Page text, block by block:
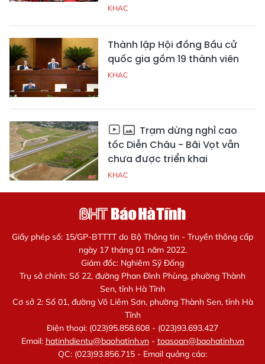
KHAC
Thành lập Hội đồng Bầu cử
quốc gia gồm 19 thành viên
KHAC
Trạm dừng nghỉ cao
tốc Diễn Châu - Bãi Vọt vẫn
chưa được triển khai
KHAC
Giấy phép số: 15/GP-BTTTT do Bộ Thông tin - Truyền thông cấp
ngày 17 tháng 01 năm 2022.
Giám đốc: Nghiêm Sỹ Đống
Trụ sở chính: Số 22, đường Phan Đình Phùng, phường Thành
Sen, tỉnh Hà Tĩnh
Cơ sở 2: Số 01, đường Võ Liêm Sơn, phường Thành Sen, tỉnh Hà
Tĩnh
Điện thoại: (023)95.858.608 - (023)93.693.427
Email: hatinhdientu@baohatinh.vn- toasoan@baohatinh.vn
QC: (023)93.856.715 - Email quảng cáo: